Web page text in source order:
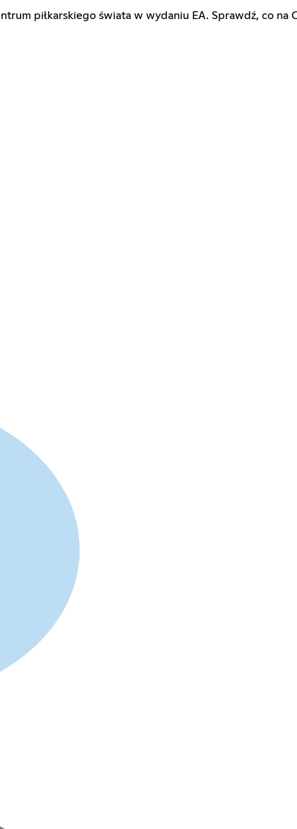
piłkarskiego świata w wydaniu EA. Sprawdź, co na